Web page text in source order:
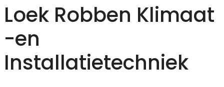
Loek Robben Klimaat
-en
Installatietechniek